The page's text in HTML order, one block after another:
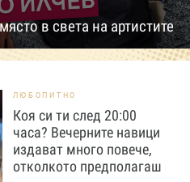
в света на артистите
ЛЮБОПИТНО
Коя си ти след 20:00
часа? Вечерните навици
издават много повече,
отколкото предполагаш